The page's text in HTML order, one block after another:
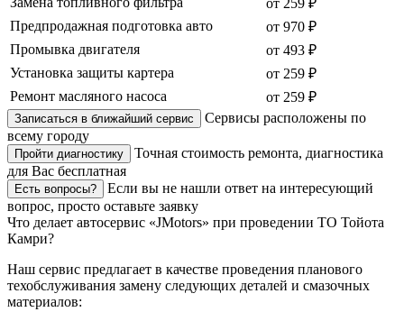
от 259 ₽
Предпродажная подготовка авто
от 970 ₽
Промывка двигателя
от 493 ₽
Установка защиты картера
от 259 ₽
Ремонт масляного насоса
от 259 ₽
Записаться в ближайший сервис
Сервисы расположены по
всему городу
Пройти диагностику
Точная стоимость ремонта, диагностика
для Вас бесплатная
Есть вопросы?
Если вы не нашли ответ на интересующий
вопрос, просто оставьте заявку
Что делает автосервис «JMotors» при проведении ТО Тойота
Камри?
Наш сервис предлагает в качестве проведения планового
техобслуживания замену следующих деталей и смазочных
материалов: